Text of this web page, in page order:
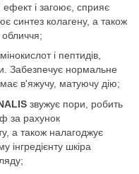
і загоює, сприяє
синтез колагену, а також
обличчя;
і пептидів,
Забезпечує нормальне
в'яжучу, матуючу дію;
звужує пори, робить
за рахунок
а також налагоджує
інгредієнту шкіра